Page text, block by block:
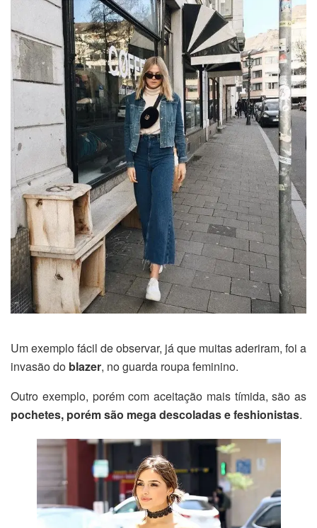
Um exemplo fácil de observar, já que muitas aderiram, foi a
invasão do blazer, no guarda roupa feminino.
Outro exemplo, porém com aceitação mais tímida, são as
pochetes, porém são mega descoladas e feshionistas.